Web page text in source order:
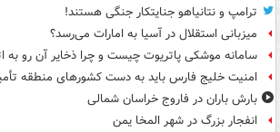
ترامپ و نتانیاهو جنایتکار جنگی هستند!
میزبانی استقلال در آسیا به امارات می‌رسد؟
سامانه موشکی پاتریوت چیست و چرا ذخایر آن رو به
امنیت خلیج فارس باید به دست کشورهای منطقه
بارش باران در فاروج خراسان شمالی
انفجار بزرگ در شهر المخا یمن